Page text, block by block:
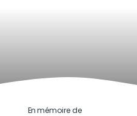
En mémoire de